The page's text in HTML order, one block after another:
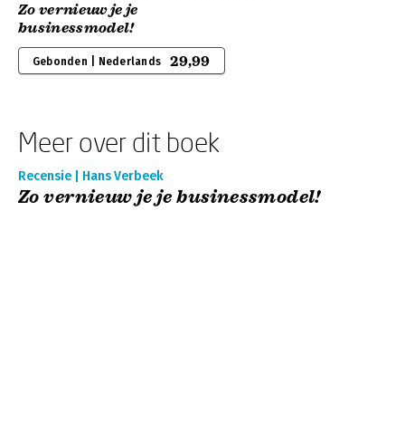
Zo vernieuw je je
businessmodel!
Gebonden | Nederlands 29,99
Meer over dit boek
Recensie | Hans Verbeek
Zo vernieuw je je businessmodel!